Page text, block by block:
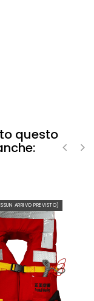
questo
ARRIVO PREVISTO)